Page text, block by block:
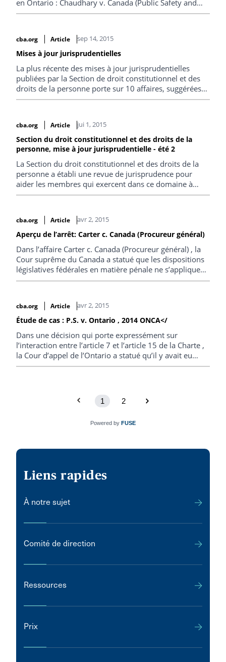
en Ontario : Chaudhary v. Canada (Public Safety and
Emergency Preparedness) émanant de la Cour d’appel
Technologies AG , deux affaires tranchées par la Cour
supérieure de justice de cette province.
cba.org Article sep 14, 2015
Mises à jour jurisprudentielles
La plus récente des mises à jour jurisprudentielles
publiées par la Section de droit constitutionnel et des
droits de la personne porte sur 10 affaires, suggérées
par des membres de tout le pays, ayant des facettes de
cba.org Article jui 1, 2015
Section du droit constitutionnel et des droits de la
personne, mise à jour jurisprudentielle - été 2
La Section du droit constitutionnel et des droits de la
personne a établi une revue de jurisprudence pour
aider les membres qui exercent dans ce domaine à
demeurer au fait des évolutions du droit au Canada.
cba.org Article avr 2, 2015
Aperçu de l’arrêt: Carter c. Canada (Procureur général)
Dans l’affaire Carter c. Canada (Procureur général) , la
Cour suprême du Canada a statué que les dispositions
législatives fédérales en matière pénale ne s’appliquent
pas dans le cadre de l’aide médicale à la mort.
cba.org Article avr 2, 2015
Étude de cas : P.S. v. Ontario , 2014 ONCA</
Dans une décision qui porte expressément sur
l’interaction entre l’article 7 et l’article 15 de la Charte ,
la Cour d’appel de l’Ontario a statué qu’il y avait eu
violation de ces articles et que celle-ci n’était pas
1 2
Powered by FUSE
Liens rapides
À notre sujet
Comité de direction
Ressources
Prix